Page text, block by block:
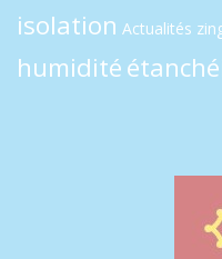
isolation Actualités
humidité